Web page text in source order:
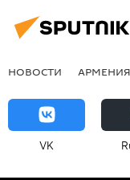
НОВОСТИ АРМЕНИЯ
VK